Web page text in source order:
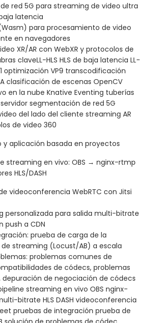
red 5G para streaming de video ultra
latencia
para procesamiento de video
en navegadores
XR/AR con WebXR y protocolos de
claveLL-HLS HLS de baja latencia LL-
optimización VP9 transcodificación
clasificación de escenas OpenCV
en la nube Knative Eventing tuberías
segmentación de red 5G
del lado del cliente streaming AR
de video 360
y aplicación basada en proyectos
streaming en vivo: OBS → nginx-rtmp
HLS/DASH
videoconferencia WebRTC con Jitsi
personalizada para salida multi-bitrate
push a CDN
prueba de carga de la
streaming (Locust/AB) a escala
problemas comunes de
de códecs, problemas
depuración de negociación de códecs
streaming en vivo OBS nginx-
bitrate HLS DASH videoconferencia
pruebas de integración prueba de